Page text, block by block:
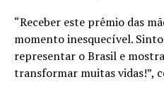
“Receber este prêmio das
momento inesquecível.
representar o Brasil e
transformar muitas vidas!”,